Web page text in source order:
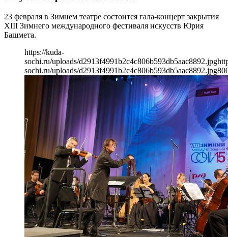
23 февраля в Зимнем театре состоится гала-концерт закрытия
XIII Зимнего международного фестиваля искусств Юрия
Башмета.
https://kuda-
sochi.ru/uploads/d2913f4991b2c4c806b593db5aac8892.jpg
sochi.ru/uploads/d2913f4991b2c4c806b593db5aac8892.jpg